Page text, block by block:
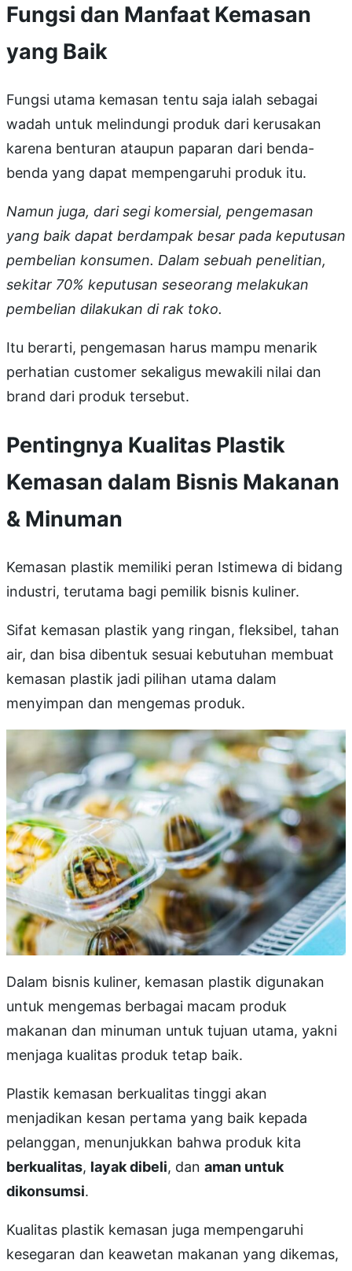
Fungsi dan Manfaat Kemasan
yang Baik
Fungsi utama kemasan tentu saja ialah sebagai
wadah untuk melindungi produk dari kerusakan
karena benturan ataupun paparan dari benda-
benda yang dapat mempengaruhi produk itu.
Namun juga, dari segi komersial, pengemasan
yang baik dapat berdampak besar pada keputusan
pembelian konsumen. Dalam sebuah penelitian,
sekitar 70% keputusan seseorang melakukan
pembelian dilakukan di rak toko.
Itu berarti, pengemasan harus mampu menarik
perhatian customer sekaligus mewakili nilai dan
brand dari produk tersebut.
Pentingnya Kualitas Plastik
Kemasan dalam Bisnis Makanan
& Minuman
Kemasan plastik memiliki peran Istimewa di bidang
industri, terutama bagi pemilik bisnis kuliner.
Sifat kemasan plastik yang ringan, fleksibel, tahan
air, dan bisa dibentuk sesuai kebutuhan membuat
kemasan plastik jadi pilihan utama dalam
menyimpan dan mengemas produk.
Dalam bisnis kuliner, kemasan plastik digunakan
untuk mengemas berbagai macam produk
makanan dan minuman untuk tujuan utama, yakni
menjaga kualitas produk tetap baik.
Plastik kemasan berkualitas tinggi akan
menjadikan kesan pertama yang baik kepada
pelanggan, menunjukkan bahwa produk kita
berkualitas, layak dibeli, dan aman untuk
dikonsumsi.
Kualitas plastik kemasan juga mempengaruhi
kesegaran dan keawetan makanan yang dikemas,